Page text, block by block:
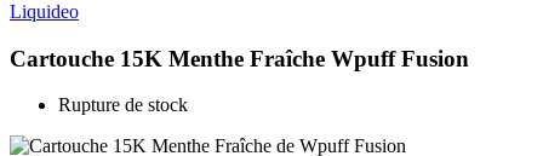
Liquideo
Cartouche 15K Menthe Fraîche Wpuff Fusion
Rupture de stock